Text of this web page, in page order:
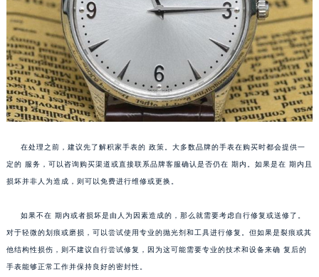
在处理之前，建议先了解积家手表的 政策。大多数品牌的手表在购买时都会提供一
定的 服务，可以咨询购买渠道或直接联系品牌客服确认是否仍在 期内。如果是在 期内且
损坏并非人为造成，则可以免费进行维修或更换。
如果不在 期内或者损坏是由人为因素造成的，那么就需要考虑自行修复或送修了。
对于轻微的划痕或磨损，可以尝试使用专业的抛光剂和工具进行修复。但如果是裂痕或其
他结构性损伤，则不建议自行尝试修复，因为这可能需要专业的技术和设备来确 复后的
手表能够正常工作并保持良好的密封性。